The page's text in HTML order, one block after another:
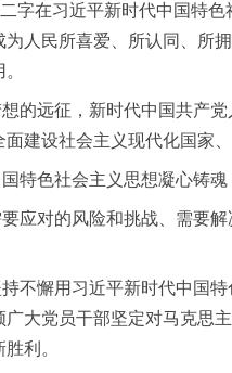
在习近平新时代中国特色
为人民所喜爱、所认同、
远征，新时代中国共产党
建设社会主义现代化国家
色社会主义思想凝心铸
对的风险和挑战、需要解
懈用习近平新时代中国特
广大党员干部坚定对马克思
利。